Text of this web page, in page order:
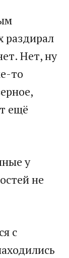
раздирал
Нет, ну
то
ещё
у
не
с